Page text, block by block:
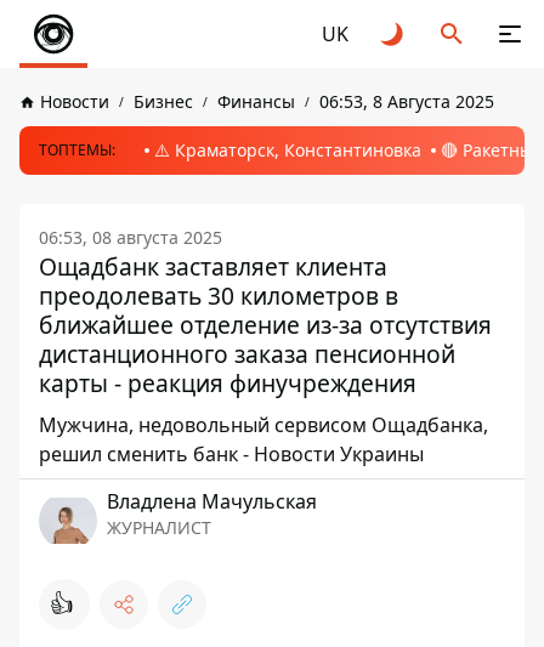
UK
Новости Бизнес Финансы 06:53, 8 Августа 2025
ТОПТЕМЫ: ⚠️ Краматорск, Константиновка 🔴
06:53, 08 августа 2025
Ощадбанк заставляет клиента
преодолевать 30 километров в
ближайшее отделение из-за отсутствия
дистанционного заказа пенсионной
карты - реакция финучреждения
Мужчина, недовольный сервисом Ощадбанка,
решил сменить банк - Новости Украины
Владлена Мачульская
ЖУРНАЛИСТ
👍